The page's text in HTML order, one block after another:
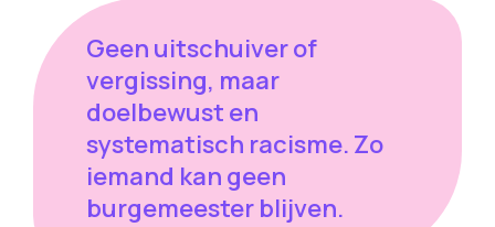
Geen uitschuiver of
vergissing, maar
doelbewust en
systematisch racisme. Zo
iemand kan geen
burgemeester blijven.